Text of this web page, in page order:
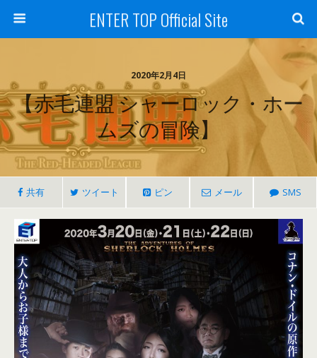
ENTER TOP Official Site
2020年2月4日
【赤毛連盟 シャーロック・ホー
ムズの冒険】
共有 ツイート ピン メール SMS